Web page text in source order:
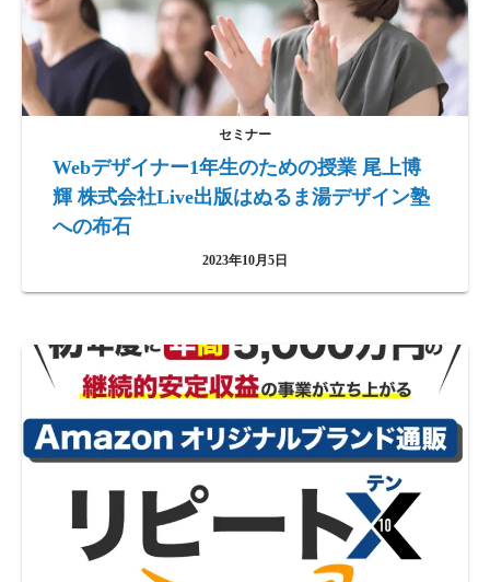
セミナー
Webデザイナー1年生のための授業 尾上博
輝 株式会社Live出版はぬるま湯デザイン塾
への布石
2023年10月5日